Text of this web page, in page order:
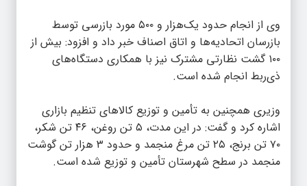
وی از انجام حدود یک‌هزار و ۵۰۰ مورد بازرسی توسط
بازرسان اتحادیه‌ها و اتاق اصناف خبر داد و افزود: بیش از
۱۰۰ گشت نظارتی مشترک نیز با همکاری دستگاه‌های
ذی‌ربط انجام شده است.
وزیری همچنین به تأمین و توزیع کالاهای تنظیم بازاری
اشاره کرد و گفت: در این مدت، ۵ تن روغن، ۴۶ تن شکر،
۷۰ تن برنج، ۲۵ تن مرغ منجمد و حدود ۳ هزار تن گوشت
منجمد در سطح شهرستان تأمین و توزیع شده است.